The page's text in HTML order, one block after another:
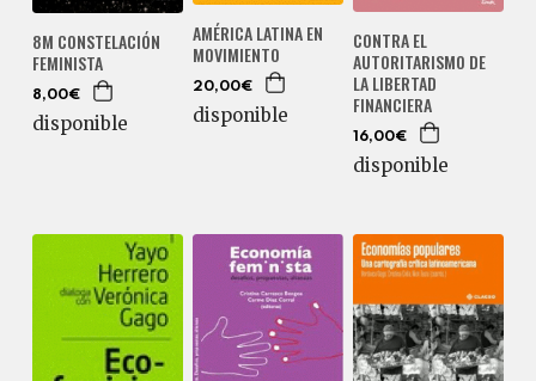
8M CONSTELACIÓN
FEMINISTA
8,00€
disponible
AMÉRICA LATINA EN
MOVIMIENTO
20,00€
disponible
CONTRA EL
AUTORITARISMO DE
LA LIBERTAD
FINANCIERA
16,00€
disponible